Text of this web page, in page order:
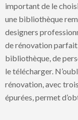
important de le
une bibliothèque
designers
de rénovation
bibliothèque, de
le télécharger.
rénovation, avec
épurées, permet